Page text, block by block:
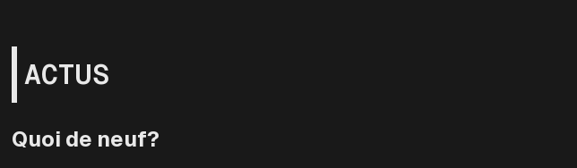
ACTUS
Quoi de neuf?